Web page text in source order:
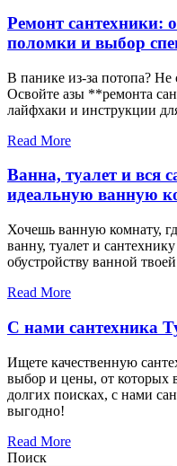
Ремонт сантехники:
поломки и выбор
В панике из-за потопа? Не
Освойте азы **ремонта
лайфхаки и инструкции
Read More
Ванна, туалет и вся
идеальную ванную
Хочешь ванную комнату,
ванну, туалет и
обустройству ванной
Read More
С нами сантехника
Ищете качественную
выбор и цены, от которых
долгих поисках, с нами
выгодно!
Read More
Поиск